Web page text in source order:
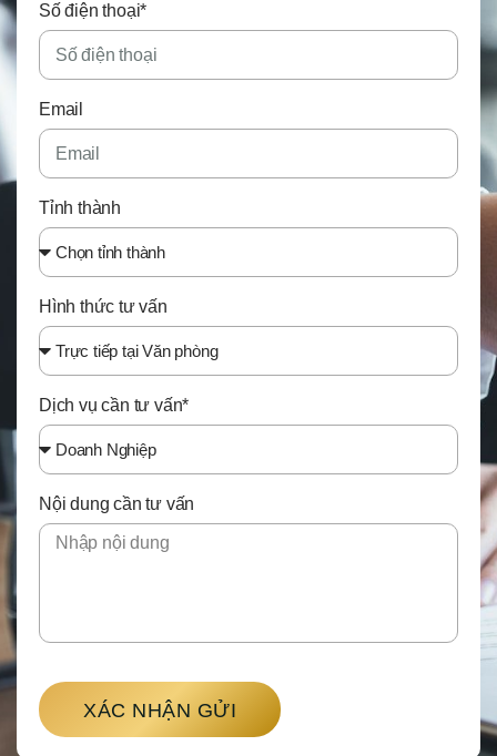
Số điện thoại*
Email
Tỉnh thành
Hình thức tư vấn
Dịch vụ cần tư vấn*
Nội dung cần tư vấn
XÁC NHẬN GỬI